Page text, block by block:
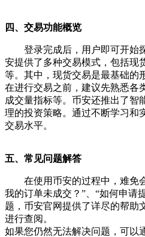
四、交易功能概览
登录完成后，用户即可开始
安提供了多种交易模式，包括现
等。其中，现货交易是最基础的
在进行交易之前，建议先熟悉各
成交量指标等。币安还推出了智
理的投资策略。通过不断学习和
交易水平。
五、常见问题解答
在使用币安的过程中，难免
我的订单未成交？”、“如何申请
题，币安官网提供了详尽的帮助
进行查阅。
如果您仍然无法解决问题，可以